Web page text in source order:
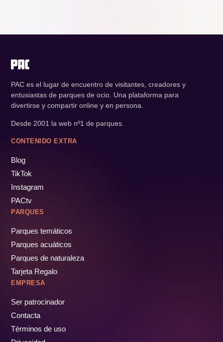
PAC es el lugar de encuentro de visitantes, creadores y
entusiastas de parques de ocio. Una plataforma para
divertirse y compartir online y en persona.
Desde 2001 la web nº1 de parques.
CONTENIDO EXTRA
Blog
TikTok
Instagram
PACtv
PARQUES
Parques temáticos
Parques acuáticos
Parques de naturaleza
Tarjeta Regalo
EMPRESA
Ser patrocinador
Contacta
Términos de uso